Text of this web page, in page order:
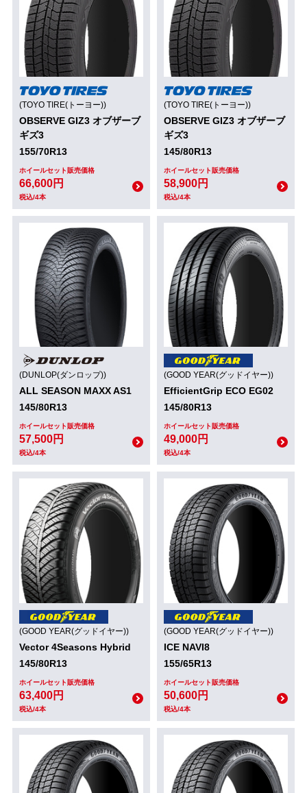
(TOYO TIRE(トーヨー))
OBSERVE GIZ3 オブザーブ
ギズ3
155/70R13
ホイールセット販売価格
66,600円
税込/4本
(TOYO TIRE(トーヨー))
OBSERVE GIZ3 オブザーブ
ギズ3
145/80R13
ホイールセット販売価格
58,900円
税込/4本
(DUNLOP(ダンロップ))
ALL SEASON MAXX AS1
145/80R13
ホイールセット販売価格
57,500円
税込/4本
(GOOD YEAR(グッドイヤー))
EfficientGrip ECO EG02
145/80R13
ホイールセット販売価格
49,000円
税込/4本
(GOOD YEAR(グッドイヤー))
Vector 4Seasons Hybrid
145/80R13
ホイールセット販売価格
63,400円
税込/4本
(GOOD YEAR(グッドイヤー))
ICE NAVI8
155/65R13
ホイールセット販売価格
50,600円
税込/4本